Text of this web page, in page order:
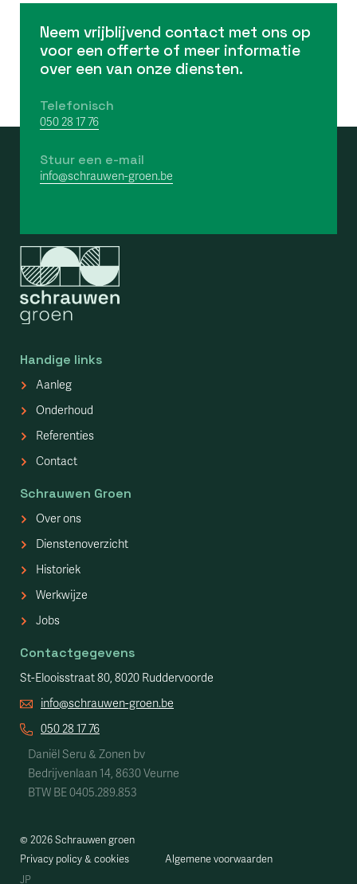
Neem vrijblijvend contact met ons op
voor een offerte of meer informatie
over een van onze diensten.
Telefonisch
050 28 17 76
Stuur een e-mail
info@schrauwen-groen.be
Handige links
Aanleg
Onderhoud
Referenties
Contact
Schrauwen Groen
Over ons
Dienstenoverzicht
Historiek
Werkwijze
Jobs
Contactgegevens
St-Elooisstraat 80, 8020 Ruddervoorde
info@schrauwen-groen.be
050 28 17 76
Daniël Seru & Zonen bv
Bedrijvenlaan 14, 8630 Veurne
BTW BE 0405.289.853
© 2026Schrauwen groen
Privacy policy & cookies
Algemene voorwaarden
JP